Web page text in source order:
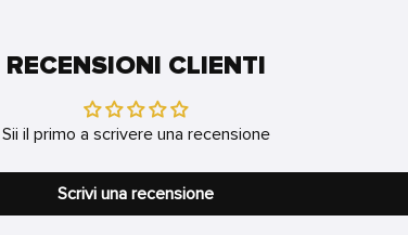
RECENSIONI CLIENTI
Sii il primo a scrivere una recensione
Scrivi una recensione